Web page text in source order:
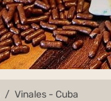
Vinales - Cuba